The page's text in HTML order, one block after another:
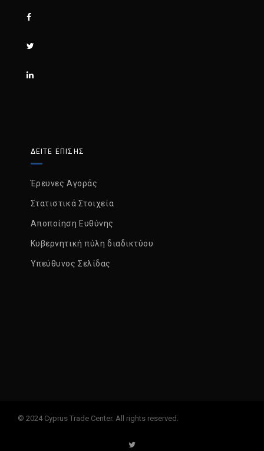
ΔΕΙΤΕ ΕΠΙΣΗΣ
Έρευνες Αγοράς
Στατιστικά Στοιχεία
Αποποίηση Ευθύνης
Κυβερνητική πύλη διαδικτύου
Υπεύθυνος Σελίδας
© 2024 Cyprus Trade Center. All rights reserved.